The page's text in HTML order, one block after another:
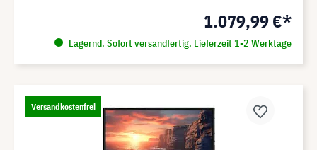
1.079,99 €*
Lagernd. Sofort versandfertig. Lieferzeit 1-2 Werktage
Versandkostenfrei